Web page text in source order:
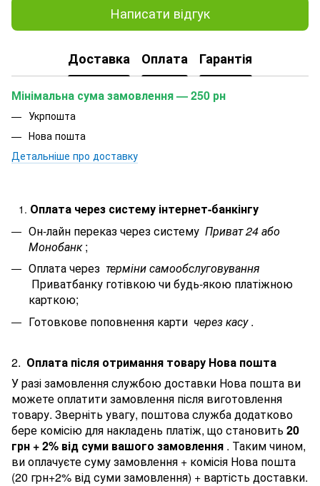
Написати відгук
Доставка Оплата Гарантія
Мінімальна сума замовлення — 250 рн
Укрпошта
Нова пошта
Детальніше про доставку
Оплата через систему інтернет-банкінгу
Он-лайн переказ через систему Приват 24 або
Монобанк;
Оплата через терміни самообслуговування
Приватбанку готівкою чи будь-якою платіжною
карткою;
Готовкове поповнення карти через касу.
2. Оплата після отримання товару Нова пошта
У разі замовлення службою доставки Нова пошта ви
можете оплатити замовлення після виготовлення
товару. Зверніть увагу, поштова служба додатково
бере комісію для накладень платіж, що становить 20
грн + 2% від суми вашого замовлення . Таким чином,
ви оплачуєте суму замовлення + комісія Нова пошта
(20 грн+2% від суми замовлення) + вартість доставки.